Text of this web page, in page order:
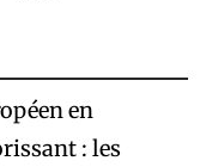
en
: les